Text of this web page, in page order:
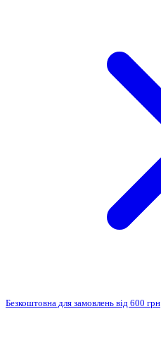
Безкоштовна для замовлень від 600 грн